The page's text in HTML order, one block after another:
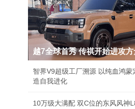
越7全球首秀 传祺开始进攻
智界V9超级工厂溯源 以纯血鸿蒙
造自我进化
10万级大满配 双C位的东风风神